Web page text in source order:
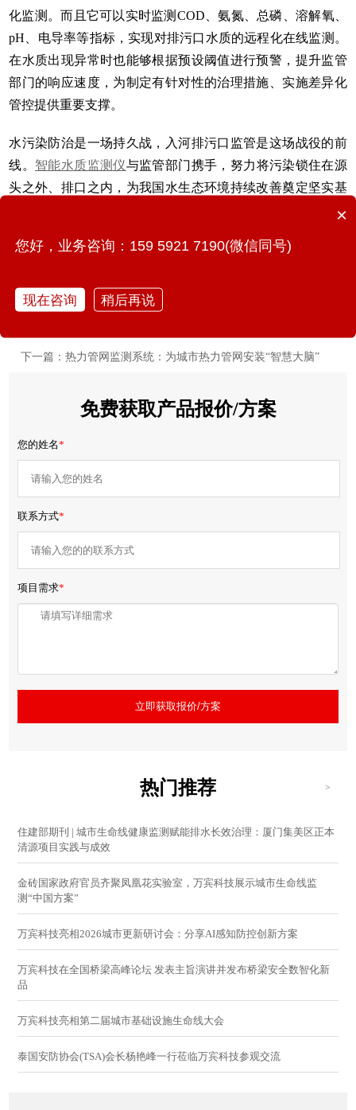
化监测。而且它可以实时监测COD、氨氮、总磷、溶解氧、
pH、电导率等指标，实现对排污口水质的远程化在线监测。
在水质出现异常时也能够根据预设阈值进行预警，提升监管
部门的响应速度，为制定有针对性的治理措施、实施差异化
管控提供重要支撑。
水污染防治是一场持久战，入河排污口监管是这场战役的前
线。 智能水质监测仪与监管部门携手，努力将污染锁住在源
头之外、排口之内，为我国水生态环境持续改善奠定坚实基
下一篇：热力管网监测系统：为城市热力管网安装“智慧大脑”
免费获取产品报价/方案
您的姓名*
联系方式*
项目需求*
立即获取报价/方案
热门推荐 >
住建部期刊 | 城市生命线健康监测赋能排水长效治理：厦门集美区正本
清源项目实践与成效
金砖国家政府官员齐聚凤凰花实验室，万宾科技展示城市生命线监
测“中国方案”
万宾科技亮相2026城市更新研讨会：分享AI感知防控创新方案
万宾科技在全国桥梁高峰论坛 发表主旨演讲并发布桥梁安全数智化新
品
万宾科技亮相第二届城市基础设施生命线大会
泰国安防协会(TSA)会长杨艳峰一行莅临万宾科技参观交流
×
您好，业务咨询：159 5921 7190(微信同号)
现在咨询 稍后再说